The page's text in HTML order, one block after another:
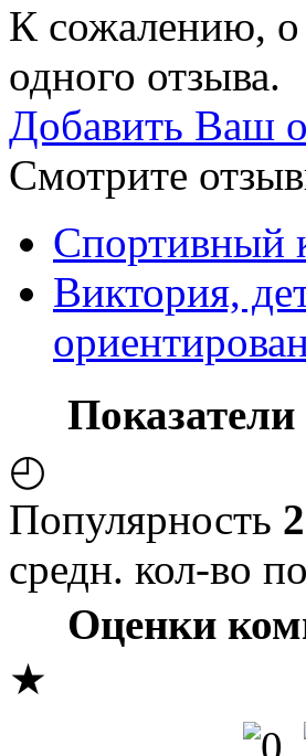
К сожалению, о
одного отзыва.
Добавить Ваш
Смотрите
Спортивный
Виктория,
Показатели
◴
Популярность 2
средн. кол-во
Оценки
★